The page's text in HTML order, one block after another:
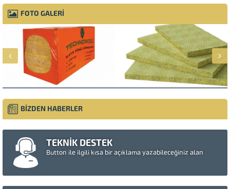
FOTO GALERİ
BİZDEN HABERLER
TEKNİK DESTEK
Button ile ilgili kısa bir açıklama yazabileceğiniz alan